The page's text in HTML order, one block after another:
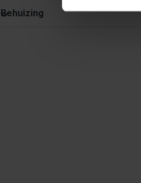
Behuizing
Behuizing